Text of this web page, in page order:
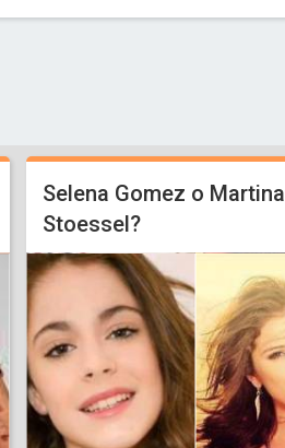
Selena Gomez o Martina
Stoessel?